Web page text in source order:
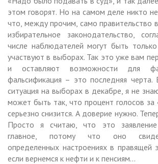
этом говорят. Но на самом деле никто
что, между прочим, само правительство
избирательное законодательство,
числе наблюдателей могут быть
участвуют в выборах. Так это уже вам
и оставляют возможности для
фальсификация – это последняя черта.
ситуация на выборах в декабре, я не
может быть так, что процент голосов
серьезно снизится. А доверие нужно.
Просто я считаю, что это
главное, потому что оно
определенных настроениях в правящей
если вернемся к нефти и к пенсиям…